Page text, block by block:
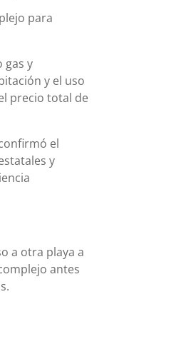
para
gas y
y el uso
precio total de
el
y
a otra playa a
antes